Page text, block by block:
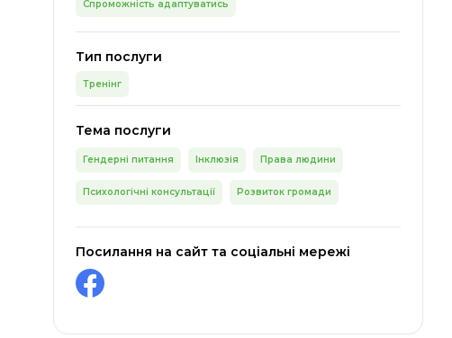
Спроможність адаптуватись
Тип послуги
Тренінг
Тема послуги
Гендерні питання Інклюзія Права людини
Психологічні консультації Розвиток громади
Посилання на сайт та соціальні мережі